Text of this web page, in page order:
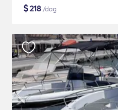
$218 /dag